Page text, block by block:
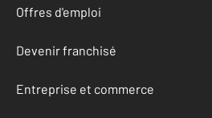
Offres d'emploi
Devenir franchisé
Entreprise et commerce